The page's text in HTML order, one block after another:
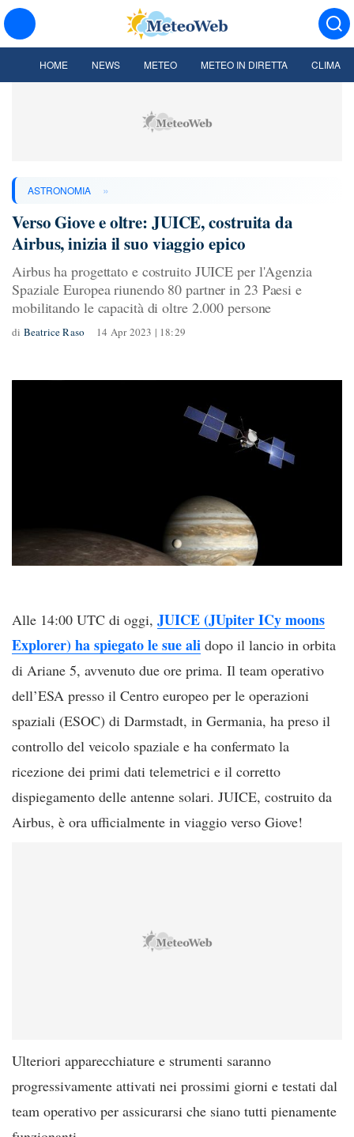
HOME NEWS METEO METEO IN DIRETTA CLIMA
ASTRONOMIA »
Verso Giove e oltre: JUICE, costruita da
Airbus, inizia il suo viaggio epico
Airbus ha progettato e costruito JUICE per l'Agenzia
Spaziale Europea riunendo 80 partner in 23 Paesi e
mobilitando le capacità di oltre 2.000 persone
di Beatrice Raso 14 Apr 2023 | 18:29
Alle 14:00 UTC di oggi, JUICE (JUpiter ICy moons
Explorer) ha spiegato le sue ali dopo il lancio in orbita
di Ariane 5, avvenuto due ore prima. Il team operativo
dell’ESA presso il Centro europeo per le operazioni
spaziali (ESOC) di Darmstadt, in Germania, ha preso il
controllo del veicolo spaziale e ha confermato la
ricezione dei primi dati telemetrici e il corretto
dispiegamento delle antenne solari. JUICE, costruito da
Airbus, è ora ufficialmente in viaggio verso Giove!
Ulteriori apparecchiature e strumenti saranno
progressivamente attivati nei prossimi giorni e testati dal
team operativo per assicurarsi che siano tutti pienamente